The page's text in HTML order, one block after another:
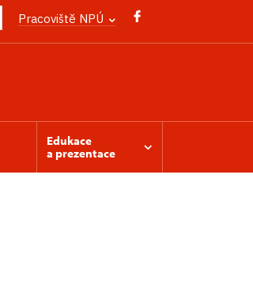
Pracoviště NPÚ
Edukace
a prezentace